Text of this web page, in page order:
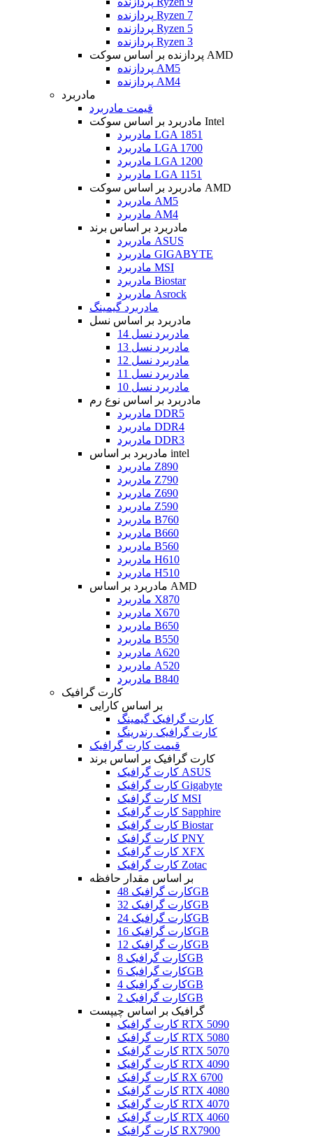
پردازنده Ryzen 7
پردازنده Ryzen 5
پردازنده Ryzen 3
پردازنده بر اساس سوکت AMD
پردازنده AM5
پردازنده AM4
مادربرد
قیمت مادربرد
مادربرد بر اساس سوکت Intel
مادربرد LGA 1851
مادربرد LGA 1700
مادربرد LGA 1200
مادربرد LGA 1151
مادربرد بر اساس سوکت AMD
مادربرد AM5
مادربرد AM4
مادربرد بر اساس برند
مادربرد ASUS
مادربرد GIGABYTE
مادربرد MSI
مادربرد Biostar
مادربرد Asrock
مادربرد گیمینگ
مادربرد بر اساس نسل
مادربرد نسل 14
مادربرد نسل 13
مادربرد نسل 12
مادربرد نسل 11
مادربرد نسل 10
مادربرد بر اساس نوع رم
مادربرد DDR5
مادربرد DDR4
مادربرد DDR3
مادربرد بر اساس intel
مادربرد Z890
مادربرد Z790
مادربرد Z690
مادربرد Z590
مادربرد B760
مادربرد B660
مادربرد B560
مادربرد H610
مادربرد H510
مادربرد بر اساس AMD
مادربرد X870
مادربرد X670
مادربرد B650
مادربرد B550
مادربرد A620
مادربرد A520
مادربرد B840
کارت گرافیک
بر اساس کارایی
کارت گرافیک گیمینگ
کارت گرافیک رندرینگ
قیمت کارت گرافیک
کارت گرافیک بر اساس برند
کارت گرافیک ASUS
کارت گرافیک Gigabyte
کارت گرافیک MSI
کارت گرافیک Sapphire
کارت گرافیک Biostar
کارت گرافیک PNY
کارت گرافیک XFX
کارت گرافیک Zotac
بر اساس مقدار حافظه
کارت گرافیک 48GB
کارت گرافیک 32GB
کارت گرافیک 24GB
کارت گرافیک 16GB
کارت گرافیک 12GB
کارت گرافیک 8GB
کارت گرافیک 6GB
کارت گرافیک 4GB
کارت گرافیک 2GB
گرافیک بر اساس چیپست
کارت گرافیک RTX 5090
کارت گرافیک RTX 5080
کارت گرافیک RTX 5070
کارت گرافیک RTX 4090
کارت گرافیک RX 6700
کارت گرافیک RTX 4080
کارت گرافیک RTX 4070
کارت گرافیک RTX 4060
کارت گرافیک RX7900